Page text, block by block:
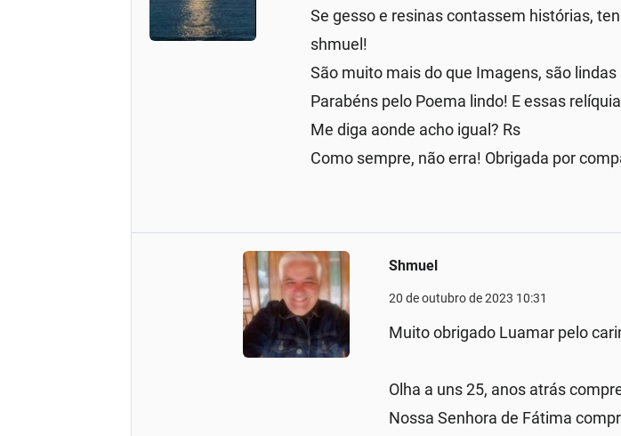
Se gesso e resinas contassem histórias,
shmuel!
São muito mais do que Imagens, são
Parabéns pelo Poema lindo! E essas
Me diga aonde acho igual? Rs
Como sempre, não erra! Obrigada por
Shmuel
20 de outubro de 2023 10:31
Muito obrigado Luamar pelo
Olha a uns 25, anos atrás
Nossa Senhora de Fátima